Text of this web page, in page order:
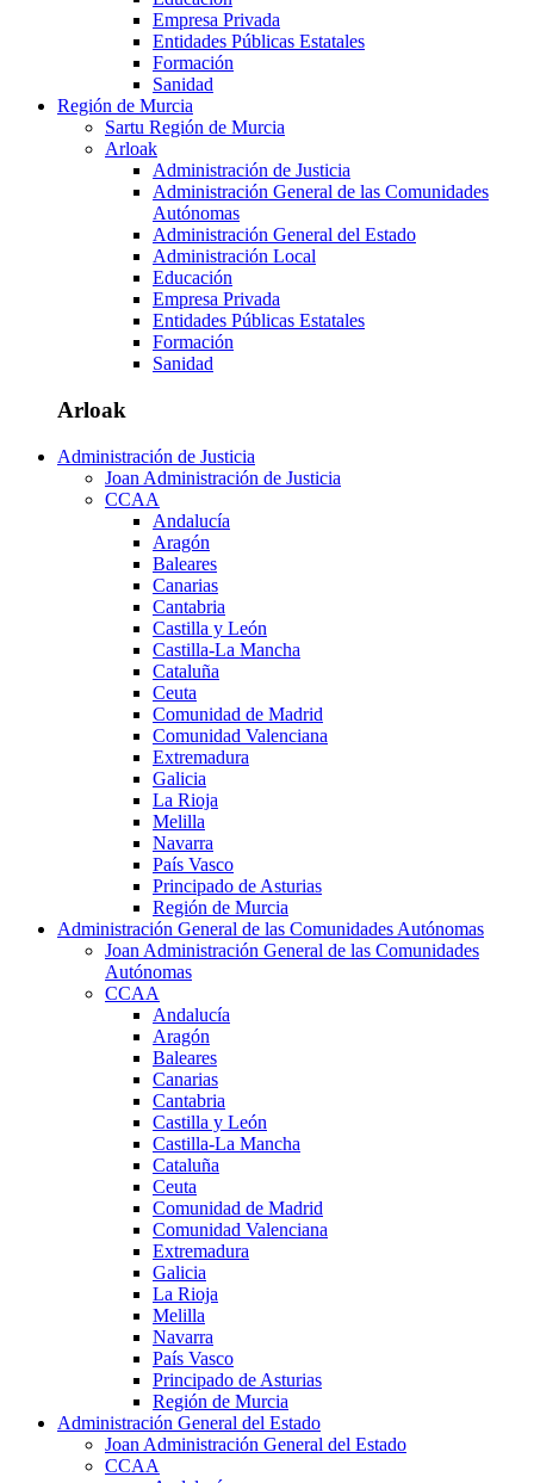
Empresa Privada
Entidades Públicas Estatales
Formación
Sanidad
Región de Murcia
Sartu Región de Murcia
Arloak
Administración de Justicia
Administración General de las Comunidades
Autónomas
Administración General del Estado
Administración Local
Educación
Empresa Privada
Entidades Públicas Estatales
Formación
Sanidad
Arloak
Administración de Justicia
Joan Administración de Justicia
CCAA
Andalucía
Aragón
Baleares
Canarias
Cantabria
Castilla y León
Castilla-La Mancha
Cataluña
Ceuta
Comunidad de Madrid
Comunidad Valenciana
Extremadura
Galicia
La Rioja
Melilla
Navarra
País Vasco
Principado de Asturias
Región de Murcia
Administración General de las Comunidades Autónomas
Joan Administración General de las Comunidades
Autónomas
CCAA
Andalucía
Aragón
Baleares
Canarias
Cantabria
Castilla y León
Castilla-La Mancha
Cataluña
Ceuta
Comunidad de Madrid
Comunidad Valenciana
Extremadura
Galicia
La Rioja
Melilla
Navarra
País Vasco
Principado de Asturias
Región de Murcia
Administración General del Estado
Joan Administración General del Estado
CCAA